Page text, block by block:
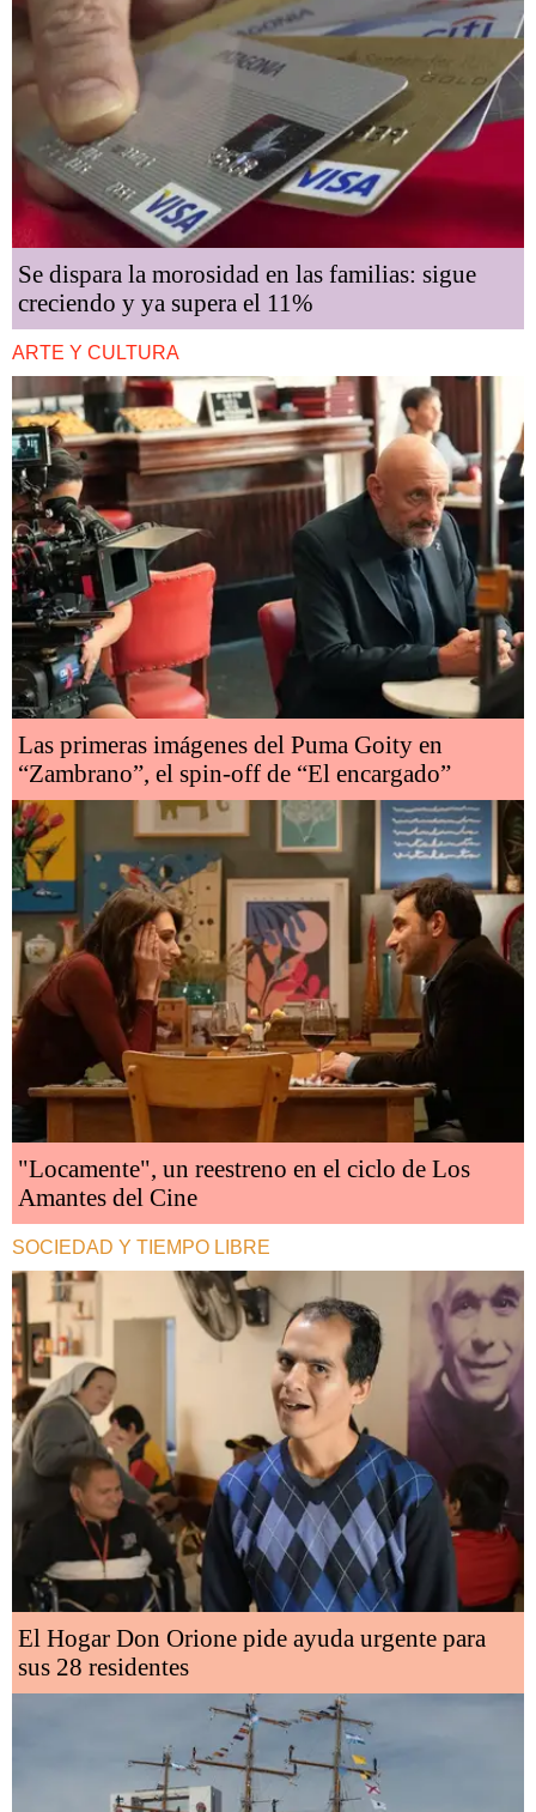
Se dispara la morosidad en las familias: sigue
creciendo y ya supera el 11%
ARTE Y CULTURA
Las primeras imágenes del Puma Goity en
“Zambrano”, el spin-off de “El encargado”
"Locamente", un reestreno en el ciclo de Los
Amantes del Cine
SOCIEDAD Y TIEMPO LIBRE
El Hogar Don Orione pide ayuda urgente para
sus 28 residentes